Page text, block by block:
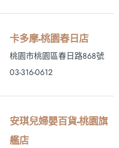
卡多摩-桃園春日店
桃園市桃園區春日路868號
03-316-0612
安琪兒婦嬰百貨-桃園旗
艦店